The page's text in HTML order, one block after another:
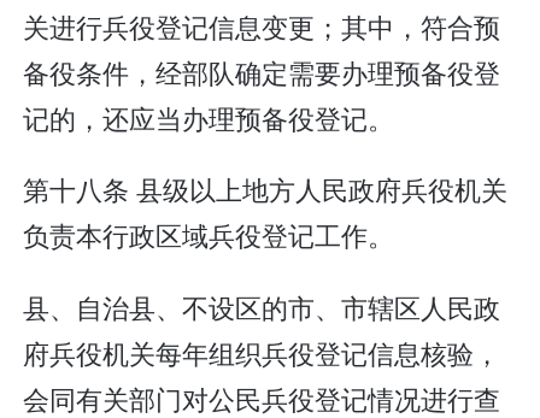
关进行兵役登记信息变更；其中，符合预
备役条件，经部队确定需要办理预备役登
记的，还应当办理预备役登记。
第十八条 县级以上地方人民政府兵役机关
负责本行政区域兵役登记工作。
县、自治县、不设区的市、市辖区人民政
府兵役机关每年组织兵役登记信息核验，
会同有关部门对公民兵役登记情况进行查